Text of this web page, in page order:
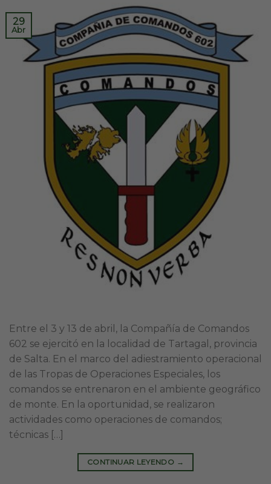
29
Abr
Entre el 3 y 13 de abril, la Compañía de Comandos
602 se ejercitó en la localidad de Tartagal, provincia
de Salta. En el marco del adiestramiento operacional
de las Tropas de Operaciones Especiales, los
comandos se entrenaron en el ambiente geográfico
de monte. En la oportunidad, se realizaron
actividades como operaciones de comandos;
técnicas […]
CONTINUAR LEYENDO →